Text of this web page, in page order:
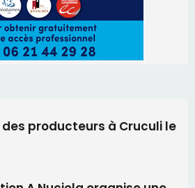
A Nuciola organise une
étoiles
Argentin au stade de San
la Sainte-Marie et